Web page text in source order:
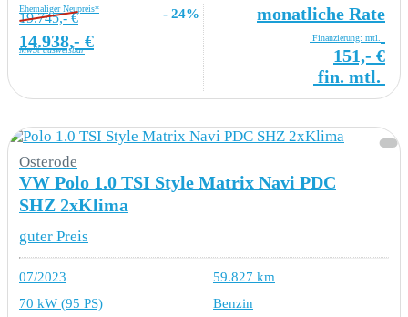
Ehemaliger Neupreis*
19.745,- € - 24%
14.938,- €
MwSt ausweisbar
monatliche Rate
Finanzierung: mtl.
151,- €
fin. mtl.
Osterode
VW Polo 1.0 TSI Style Matrix Navi PDC
SHZ 2xKlima
guter Preis
07/2023
59.827 km
70 kW (95 PS)
Benzin